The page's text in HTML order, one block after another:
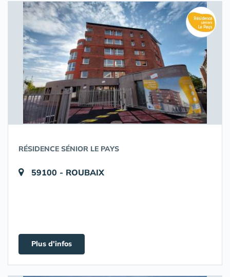
RÉSIDENCE SÉNIOR LE PAYS
59100 - ROUBAIX
Plus d'infos